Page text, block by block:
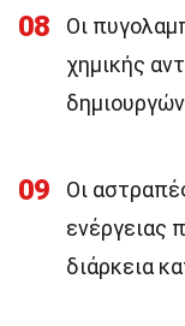
08
Οι
χημικής
09
Οι
ενέργειας
διάρκεια